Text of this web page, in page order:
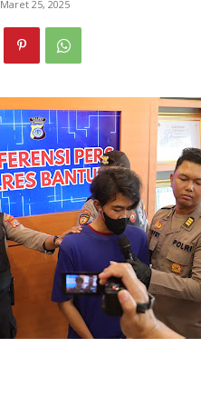
Maret 25, 2025